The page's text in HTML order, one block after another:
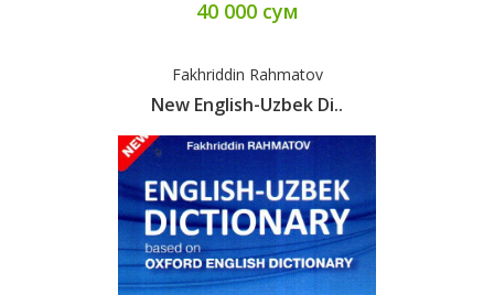
40 000 сум
Fakhriddin Rahmatov
New English-Uzbek Di..